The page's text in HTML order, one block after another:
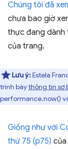
Chúng tôi đã
chưa bao giờ
thực đang dành
của trang.
Lưu ý:Estela
trình bàythông tin sơ
performance.now()
Giống như với
thứ 75 (p75)